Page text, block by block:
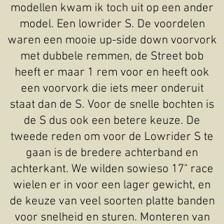
modellen kwam ik toch uit op een ander
model. Een lowrider S. De voordelen
waren een mooie up-side down voorvork
met dubbele remmen, de Street bob
heeft er maar 1 rem voor en heeft ook
een voorvork die iets meer onderuit
staat dan de S. Voor de snelle bochten is
de S dus ook een betere keuze. De
tweede reden om voor de Lowrider S te
gaan is de bredere achterband en
achterkant. We wilden sowieso 17" race
wielen er in voor een lager gewicht, en
de keuze van veel soorten platte banden
voor snelheid en sturen. Monteren van